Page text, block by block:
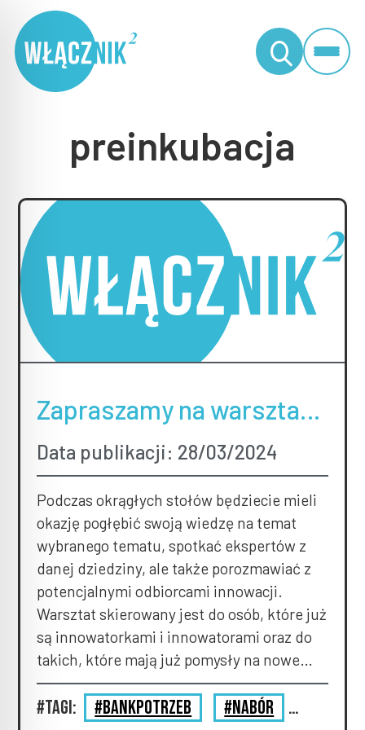
preinkubacja
Zapraszamy na warsztaty
preinkubacyjne w
konwencji okrągłych
stołów!
Data publikacji: 28/03/2024
Podczas okrągłych stołów będziecie mieli
okazję pogłębić swoją wiedzę na temat
wybranego tematu, spotkać ekspertów z
danej dziedziny, ale także porozmawiać z
potencjalnymi odbiorcami innowacji.
Warsztat skierowany jest do osób, które już
są innowatorkami i innowatorami oraz do
takich, które mają już pomysły na nowe
rozwiązania w obszarze, ale nie wiedzą co z
nimi dalej […]
#Tagi: #bankpotrzeb
#nabór